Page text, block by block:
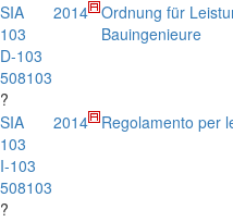
SIA
103
D-103
508103
?
2014 Ordnung für
Bauingenieure
SIA
103
I-103
508103
?
2014 Regolamento per